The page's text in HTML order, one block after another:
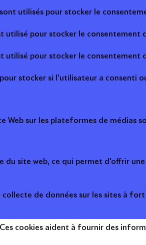
utilisés pour stocker le
utilisé pour stocker le
utilisé pour stocker le
stocker si l'utilisateur a consenti
sur les plateformes de médias
du site web, ce qui permet d'offrir
de données sur les sites à
cookies aident à fournir des